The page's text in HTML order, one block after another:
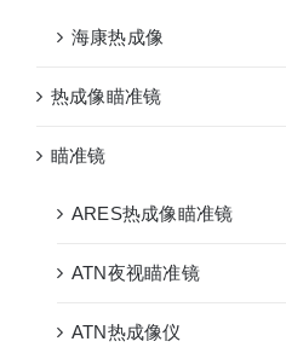
海康热成像
热成像瞄准镜
瞄准镜
ARES热成像瞄准镜
ATN夜视瞄准镜
ATN热成像仪